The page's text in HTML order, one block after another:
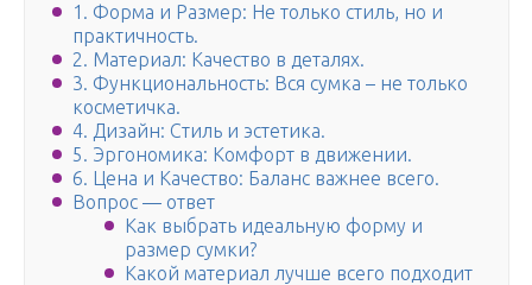
1. Форма и Размер: Не только стиль, но и
практичность.
2. Материал: Качество в деталях.
3. Функциональность: Вся сумка – не только
косметичка.
4. Дизайн: Стиль и эстетика.
5. Эргономика: Комфорт в движении.
6. Цена и Качество: Баланс важнее всего.
Вопрос — ответ
Как выбрать идеальную форму и
размер сумки?
Какой материал лучше всего подходит